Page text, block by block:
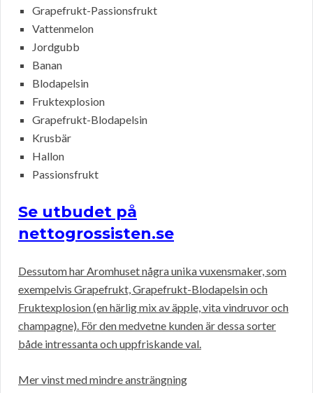
Grapefrukt-Passionsfrukt
Vattenmelon
Jordgubb
Banan
Blodapelsin
Fruktexplosion
Grapefrukt-Blodapelsin
Krusbär
Hallon
Passionsfrukt
Se utbudet på
nettogrossisten.se
Dessutom har Aromhuset några unika vuxensmaker, som
exempelvis Grapefrukt, Grapefrukt-Blodapelsin och
Fruktexplosion (en härlig mix av äpple, vita vindruvor och
champagne). För den medvetne kunden är dessa sorter
både intressanta och uppfriskande val.
Mer vinst med mindre ansträngning